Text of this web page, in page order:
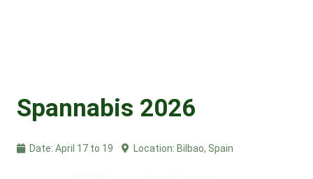
Spannabis 2026
Date: April 17 to 19 Location: Bilbao, Spain